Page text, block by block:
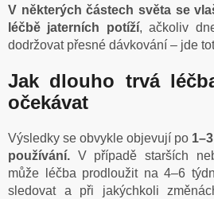
V některých částech světa se
léčbě jaterních potíží, ačkoliv
dodržovat přesné dávkování – jde
Jak dlouho trvá
očekávat
Výsledky se obvykle objevují po
používání. V případě starších
může léčba prodloužit na 4–6
sledovat a při jakýchkoli